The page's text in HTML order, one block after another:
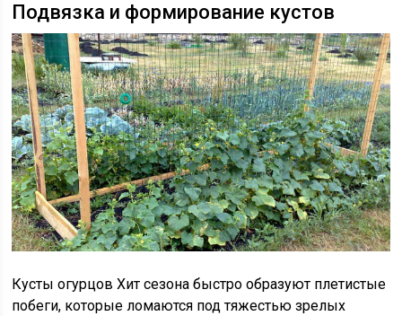
Подвязка и формирование кустов
Кусты огурцов Хит сезона быстро образуют плетистые
побеги, которые ломаются под тяжестью зрелых